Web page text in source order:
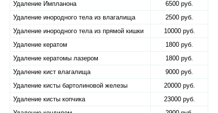
Удаление Импланона
6500 руб.
Удаление инородного тела из влагалища
2500 руб.
Удаление инородного тела из прямой кишки
10000 руб.
Удаление кератом
1800 руб.
Удаление кератомы лазером
1800 руб.
Удаление кист влагалища
9000 руб.
Удаление кисты бартолиновой железы
20000 руб.
Удаление кисты копчика
23000 руб.